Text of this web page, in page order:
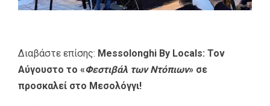
Διαβάστε επίσης: Messolonghi By Locals: Τον
Αύγουστο το «Φεστιβάλ των Ντόπιων» σε
προσκαλεί στο Μεσολόγγι!